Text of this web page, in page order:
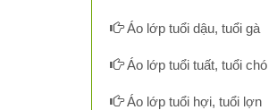
Áo lớp tuổi dậu, tuổi gà
Áo lớp tuổi tuất, tuổi chó
Áo lớp tuổi hợi, tuổi lợn